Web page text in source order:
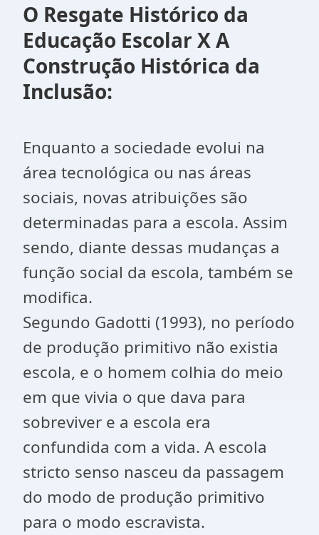
O Resgate Histórico da
Educação Escolar X A
Construção Histórica da
Inclusão:
Enquanto a sociedade evolui na
área tecnológica ou nas áreas
sociais, novas atribuições são
determinadas para a escola. Assim
sendo, diante dessas mudanças a
função social da escola, também se
modifica.
Segundo Gadotti (1993), no período
de produção primitivo não existia
escola, e o homem colhia do meio
em que vivia o que dava para
sobreviver e a escola era
confundida com a vida. A escola
stricto senso nasceu da passagem
do modo de produção primitivo
para o modo escravista.